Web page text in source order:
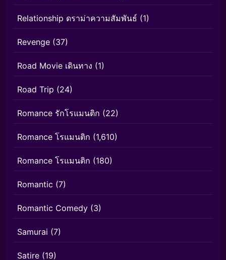
Relationship ดราม่าความสัมพันธ์ (1)
Revenge (37)
Road Movie เดินทาง (1)
Road Trip (24)
Romance รักโรแมนติก (22)
Romance โรแมนติก (1,610)
Romance โรแมนติก (180)
Romantic (7)
Romantic Comedy (3)
Samurai (7)
Satire (19)